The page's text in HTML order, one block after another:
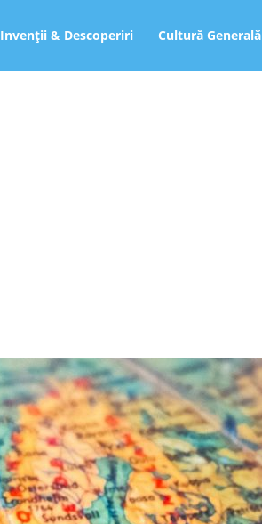
Invenții & Descoperiri Cultură Generală